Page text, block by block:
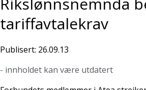
tariffavtalekrav
Publisert: 26.09.13
- innholdet kan være utdatert